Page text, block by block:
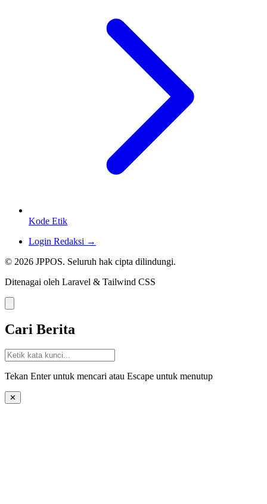
Kode Etik
Login Redaksi →
© 2026 JPPOS. Seluruh hak cipta dilindungi.
Ditenagai oleh Laravel & Tailwind CSS
Cari Berita
Tekan Enter untuk mencari atau Escape untuk menutup
✕